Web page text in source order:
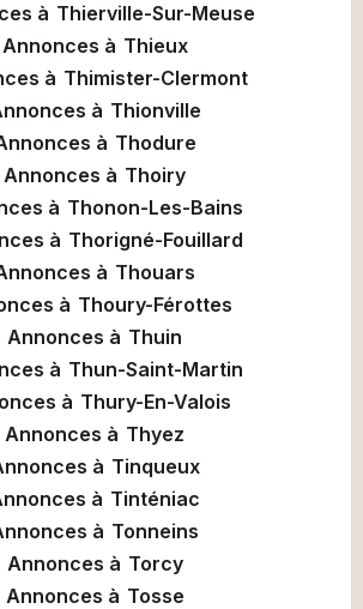
à Thierville-Sur-Meuse
Annonces à Thieux
à Thimister-Clermont
à Thionville
à Thodure
Annonces à Thoiry
à Thonon-Les-Bains
à Thorigné-Fouillard
à Thouars
à Thoury-Férottes
Annonces à Thuin
à Thun-Saint-Martin
à Thury-En-Valois
Annonces à Thyez
à Tinqueux
à Tinténiac
à Tonneins
Annonces à Torcy
Annonces à Tosse